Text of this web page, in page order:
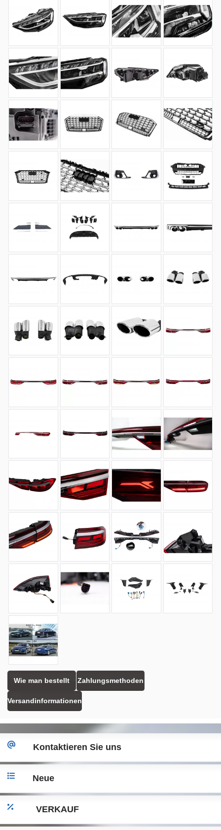
Wie man bestellt Zahlungsmethoden
Versandinformationen
Kontaktieren Sie uns
Neue
VERKAUF